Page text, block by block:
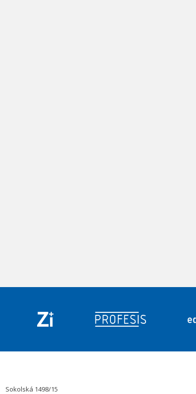
Sokolská 1498/15